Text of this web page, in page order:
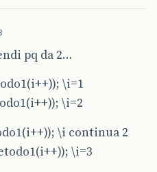
pq da 2…
\i=1
\i=2
\i continua 2
\i=3